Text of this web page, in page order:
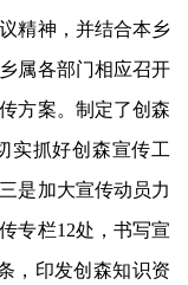
精神，并结合本乡
属各部门相应召开
方案。制定了创森
实抓好创森宣传工
是加大宣传动员力
专栏12处，书写宣
，印发创森知识资